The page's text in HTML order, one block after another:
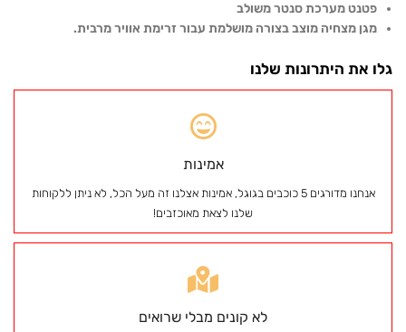
פטנט מערכת סנטר משולב
מגן מצחיה מוצב בצורה מושלמת עבור זרימת אוויר מרבית.
גלו את היתרונות שלנו
לא קונים מבלי שרואים
אמינות
אנחנו מדורגים 5 כוכבים בגוגל, אמינות אצלנו זה מעל הכל, לא ניתן ללקוחות
שלנו לצאת מאוכזבים!